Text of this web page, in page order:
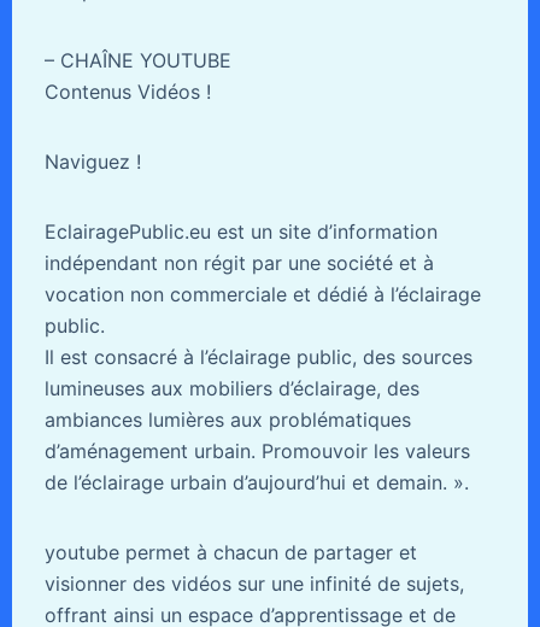
– CHAÎNE YOUTUBE
Contenus Vidéos !
Naviguez !
EclairagePublic.eu est un site d’information
indépendant non régit par une société et à
vocation non commerciale et dédié à l’éclairage
public.
Il est consacré à l’éclairage public, des sources
lumineuses aux mobiliers d’éclairage, des
ambiances lumières aux problématiques
d’aménagement urbain. Promouvoir les valeurs
de l’éclairage urbain d’aujourd’hui et demain. ».
youtube permet à chacun de partager et
visionner des vidéos sur une infinité de sujets,
offrant ainsi un espace d’apprentissage et de